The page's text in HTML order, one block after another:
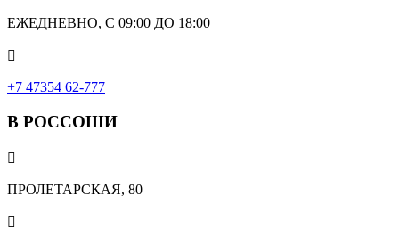
ЕЖЕДНЕВНО, С 09:00 ДО 18:00

‎+7 47354 62-777
В РОССОШИ

ПРОЛЕТАРСКАЯ, 80
